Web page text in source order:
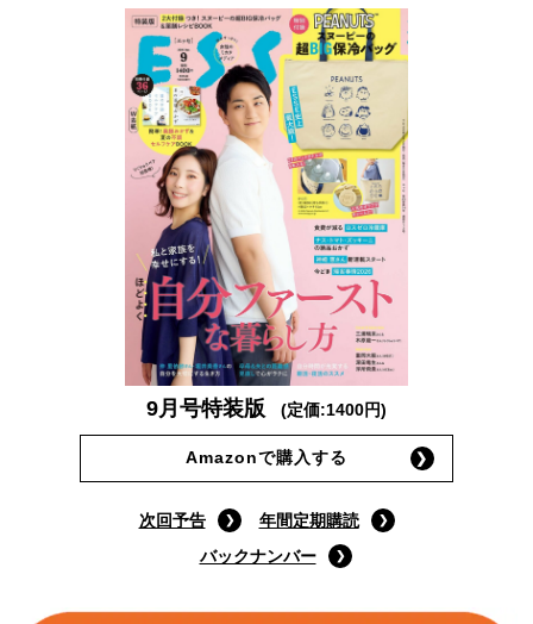
9月号特装版 (定価:1400円)
Amazonで購入する
次回予告
年間定期購読
バックナンバー